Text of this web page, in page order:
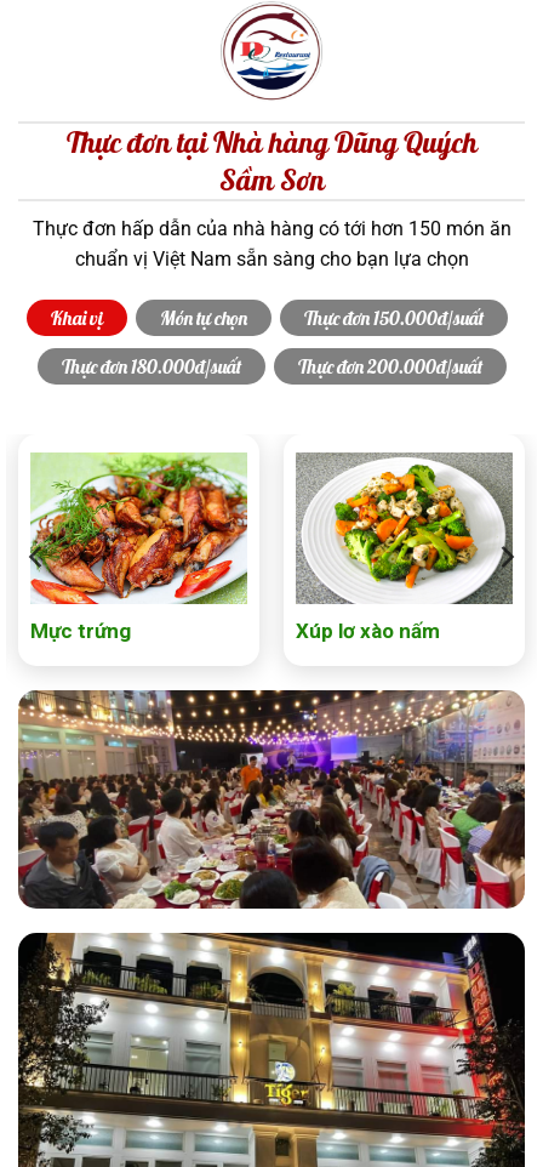
Thực đơn tại Nhà hàng Dũng Quých
Sầm Sơn
Thực đơn hấp dẫn của nhà hàng có tới hơn 150 món ăn
chuẩn vị Việt Nam sẵn sàng cho bạn lựa chọn
Khai vị Món tự chọn
Thực đơn 150.000đ/suất
Thực đơn 180.000đ/suất
Thực đơn 200.000đ/suất
Mực trứng Xúp lơ xào nấm